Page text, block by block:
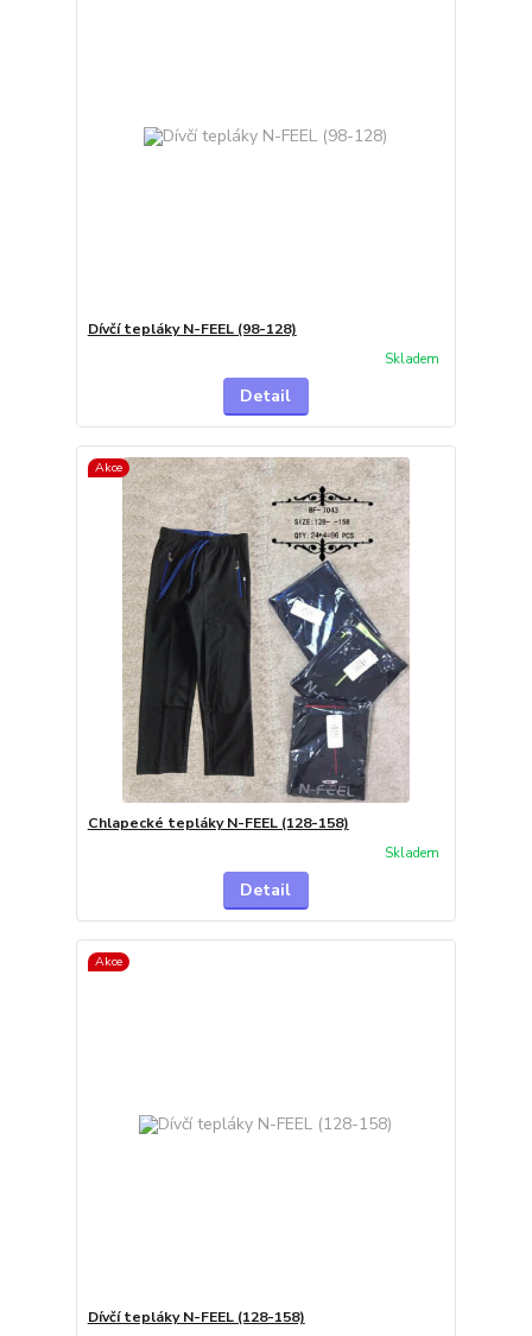
Dívčí tepláky N-FEEL (98-128)
Skladem
Detail
Akce
Chlapecké tepláky N-FEEL (128-158)
Skladem
Detail
Akce
Dívčí tepláky N-FEEL (128-158)